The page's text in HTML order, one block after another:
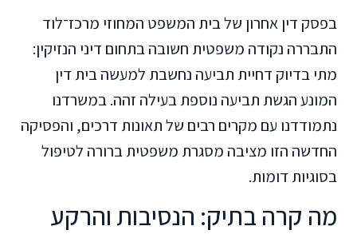
בפסק דין אחרון של בית המשפט המחוזי מרכז־לוד
התבררה נקודה משפטית חשובה בתחום דיני הנזיקין:
מתי בדיוק דחיית תביעה נחשבת למעשה בית דין
המונע הגשת תביעה נוספת בעילה זהה. במשרדנו
נתמודדנו עם מקרים רבים של תאונות דרכים, והפסיקה
החדשה הזו מציבה מסגרת משפטית ברורה לטיפול
בסוגיות דומות.
מה קרה בתיק: הנסיבות והרקע